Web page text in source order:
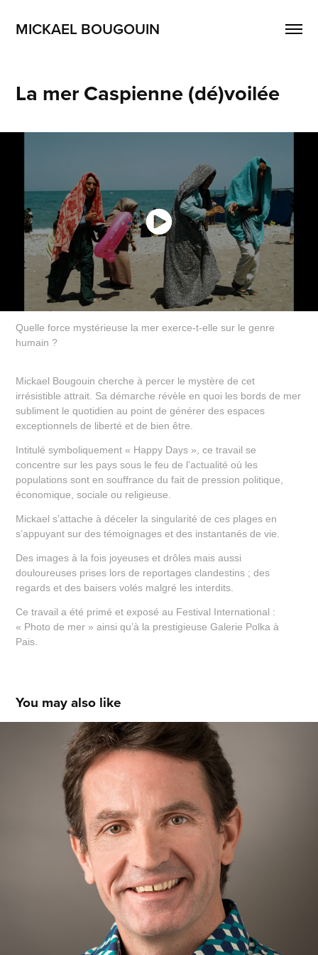
MICKAEL BOUGOUIN
La mer Caspienne (dé)voilée
Quelle force mystérieuse la mer exerce-t-elle sur le genre
humain ?
Mickael Bougouin cherche à percer le mystère de cet
irrésistible attrait. Sa démarche révèle en quoi les bords de mer
subliment le quotidien au point de générer des espaces
exceptionnels de liberté et de bien être.
Intitulé symboliquement « Happy Days », ce travail se
concentre sur les pays sous le feu de l’actualité où les
populations sont en souffrance du fait de pression politique,
économique, sociale ou religieuse.
Mickael s’attache à déceler la singularité de ces plages en
s’appuyant sur des témoignages et des instantanés de vie.
Des images à la fois joyeuses et drôles mais aussi
douloureuses prises lors de reportages clandestins ; des
regards et des baisers volés malgré les interdits.
Ce travail a été primé et exposé au Festival International :
« Photo de mer » ainsi qu’à la prestigieuse Galerie Polka à
Pais.
You may also like
Biography